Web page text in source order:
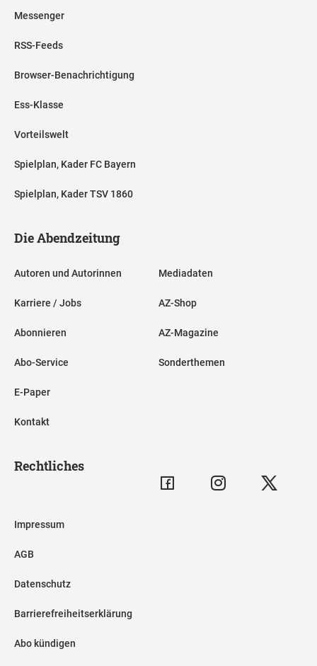
Messenger
RSS-Feeds
Browser-Benachrichtigung
Ess-Klasse
Vorteilswelt
Spielplan, Kader FC Bayern
Spielplan, Kader TSV 1860
Die Abendzeitung
Autoren und Autorinnen
Karriere / Jobs
Abonnieren
Abo-Service
E-Paper
Kontakt
Mediadaten
AZ-Shop
AZ-Magazine
Sonderthemen
Rechtliches
Impressum
AGB
Datenschutz
Barrierefreiheitserklärung
Abo kündigen